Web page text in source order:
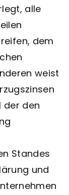
alle
dem
weist
der den
Standes
und